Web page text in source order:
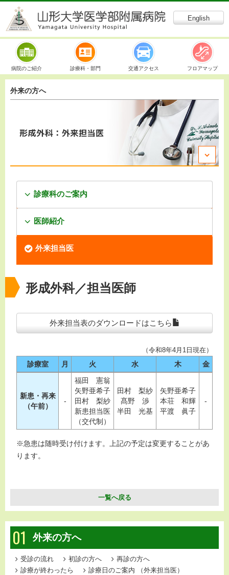
English
病院のご紹介 診療科・部門 交通アクセス フロアマップ
外来の方へ
診療科のご案内
医師紹介
外来担当医
形成外科／担当医師
外来担当表のダウンロードはこちら
（令和8年4月1日現在）
診療室 月 火 水 木 金
新患・再来
（午前）
-
福田 憲翁
矢野亜希子
田村 梨紗
新患担当医
（交代制）
田村 梨紗
髙野 渉
半田 光基
矢野亜希子
本荘 和輝
平渡 眞子
-
※急患は随時受け付けます。上記の予定は変更することがあ
ります。
一覧へ戻る
01 外来の方へ
受診の流れ 初診の方へ
再診の方へ
診療が終わったら
診療日のご案内
（外来担当医）